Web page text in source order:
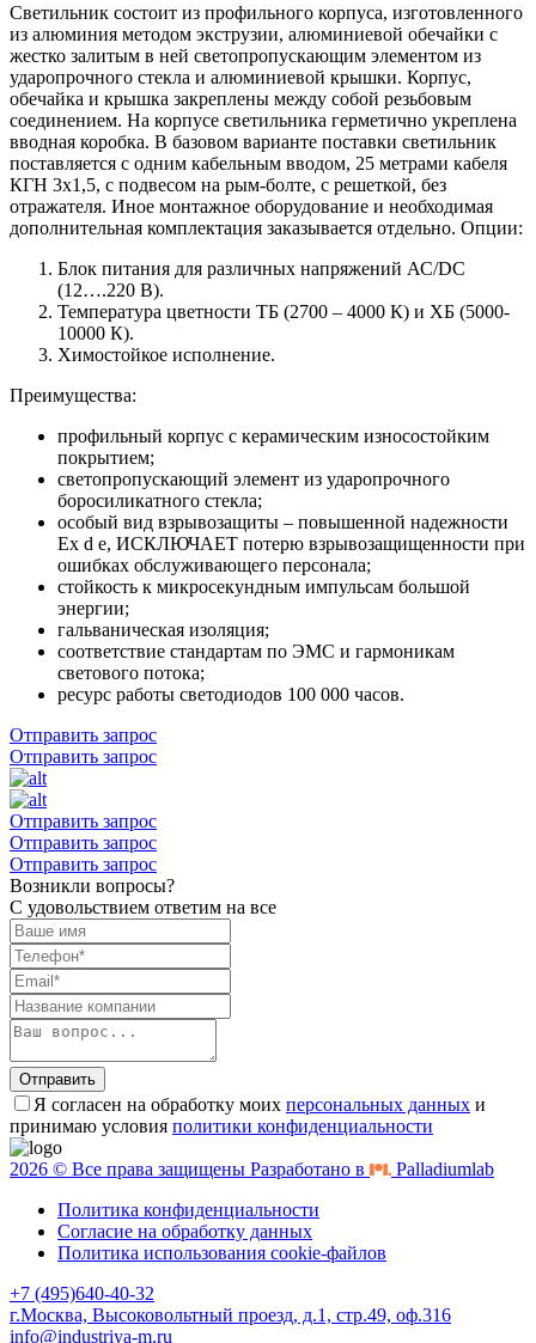
Светильник состоит из профильного корпуса, изготовленного
из алюминия методом экструзии, алюминиевой обечайки с
жестко залитым в ней светопропускающим элементом из
ударопрочного стекла и алюминиевой крышки. Корпус,
обечайка и крышка закреплены между собой резьбовым
соединением. На корпусе светильника герметично укреплена
вводная коробка. В базовом варианте поставки светильник
поставляется с одним кабельным вводом, 25 метрами кабеля
КГН 3х1,5, с подвесом на рым-болте, с решеткой, без
отражателя. Иное монтажное оборудование и необходимая
дополнительная комплектация заказывается отдельно. Опции:
Блок питания для различных напряжений АС/DC
(12….220 В).
Температура цветности ТБ (2700 – 4000 К) и ХБ (5000-
10000 К).
Химостойкое исполнение.
Преимущества:
профильный корпус с керамическим износостойким
покрытием;
светопропускающий элемент из ударопрочного
боросиликатного стекла;
особый вид взрывозащиты – повышенной надежности
Ех d e, ИСКЛЮЧАЕТ потерю взрывозащищенности при
ошибках обслуживающего персонала;
стойкость к микросекундным импульсам большой
энергии;
гальваническая изоляция;
соответствие стандартам по ЭМС и гармоникам
светового потока;
ресурс работы светодиодов 100 000 часов.
Отправить запрос
Отправить запрос
Отправить запрос
Отправить запрос
Отправить запрос
Возникли вопросы?
С удовольствием ответим на все
Отправить
Я согласен на обработку моих персональных данных и
принимаю условия политики конфиденциальности
2026 © Все права защищены Разработано в
Palladiumlab
Политика конфиденциальности
Согласие на обработку данных
Политика использования cookie-файлов
+7 (495)640-40-32
г.Москва, Высоковольтный проезд, д.1, стр.49, оф.316
info@industriya-m.ru